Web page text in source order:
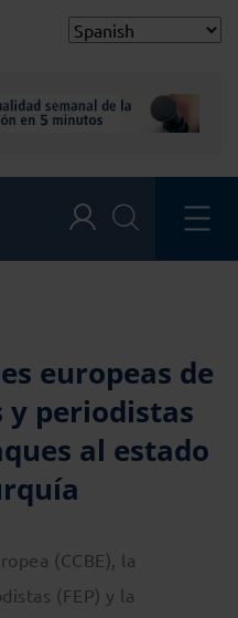
europeas de
y periodistas
al estado
(CCBE), la
(FEP) y la